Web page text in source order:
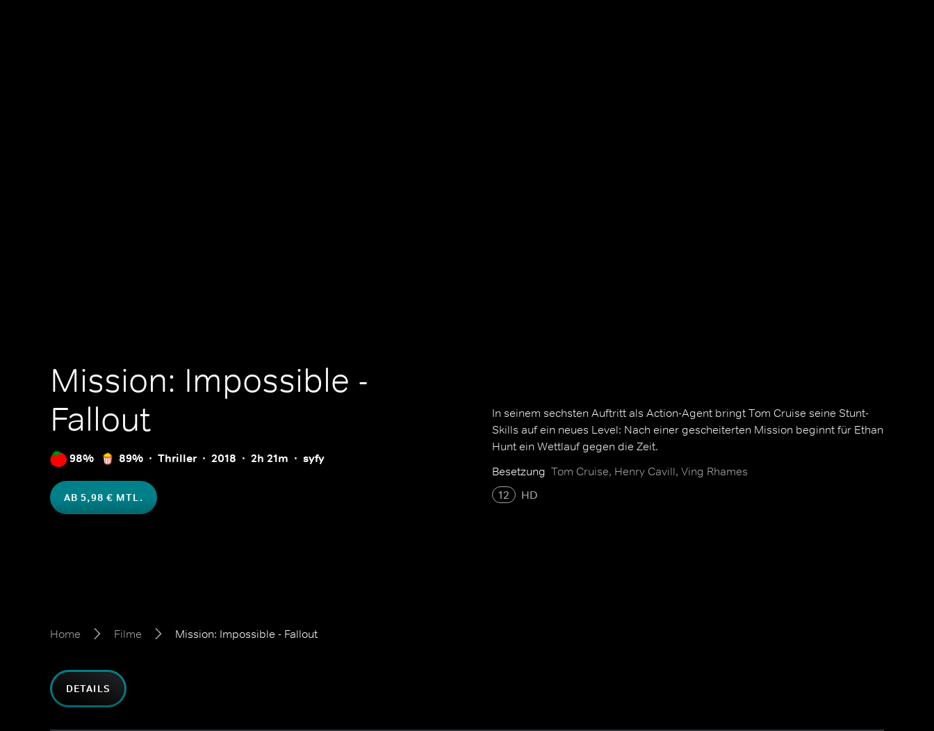
Mission: Impossible -
Fallout
98% 89% Thriller 2018 2h 21m syfy
AB 5,98 € MTL.
In seinem sechsten Auftritt als Action-Agent bringt Tom Cruise seine Stunt-
Skills auf ein neues Level: Nach einer gescheiterten Mission beginnt für Ethan
Hunt ein Wettlauf gegen die Zeit.
Besetzung Tom Cruise, Henry Cavill, Ving Rhames
12
HD
Home Filme Mission: Impossible - Fallout
DETAILS